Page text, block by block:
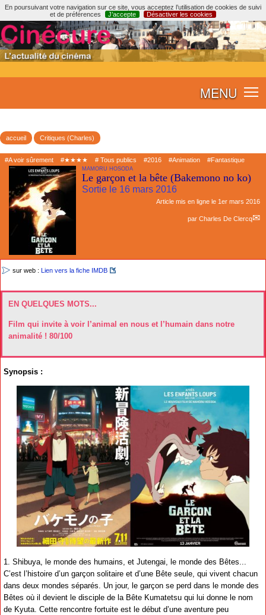
En poursuivant votre navigation sur ce site, vous acceptez l’utilisation de cookies de suivi
et de préférences
J’accepte Désactiver les cookies
MENU
accueil Critiques (Charles)
#A voir sûrement #★★★★ # Tous publics #2016 #Animation #Fantastique
MAMORU HOSODA
Le garçon et la bête (Bakemono no ko)
Sortie le 16 mars 2016
Article mis en ligne le 1er mars 2016
par Charles De Clercq
EN QUELQUES MOTS...
Film qui invite à voir l’animal en nous et l’humain dans notre
animalité ! 80/100
sur web : Lien vers la fiche IMDB
Synopsis :
1. Shibuya, le monde des humains, et Jutengai, le monde des Bêtes...
C’est l’histoire d’un garçon solitaire et d’une Bête seule, qui vivent chacun
dans deux mondes séparés. Un jour, le garçon se perd dans le monde des
Bêtes où il devient le disciple de la Bête Kumatetsu qui lui donne le nom
de Kyuta. Cette rencontre fortuite est le début d’une aventure peu